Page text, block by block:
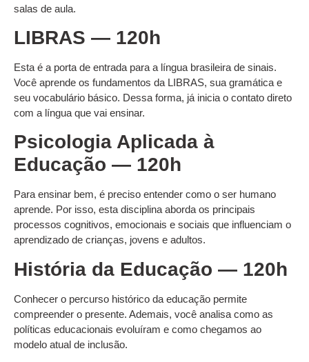
salas de aula.
LIBRAS — 120h
Esta é a porta de entrada para a língua brasileira de sinais.
Você aprende os fundamentos da LIBRAS, sua gramática e
seu vocabulário básico. Dessa forma, já inicia o contato direto
com a língua que vai ensinar.
Psicologia Aplicada à
Educação — 120h
Para ensinar bem, é preciso entender como o ser humano
aprende. Por isso, esta disciplina aborda os principais
processos cognitivos, emocionais e sociais que influenciam o
aprendizado de crianças, jovens e adultos.
História da Educação — 120h
Conhecer o percurso histórico da educação permite
compreender o presente. Ademais, você analisa como as
políticas educacionais evoluíram e como chegamos ao
modelo atual de inclusão.